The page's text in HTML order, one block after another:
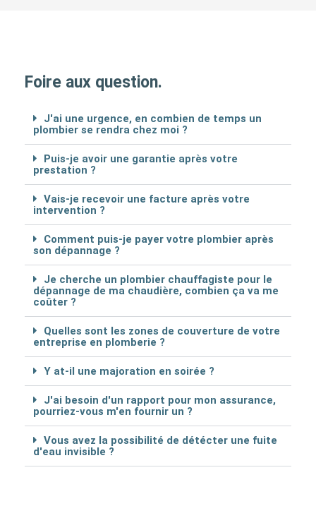
Foire aux question.
J'ai une urgence, en combien de temps un
plombier se rendra chez moi ?
Puis-je avoir une garantie après votre
prestation ?
Vais-je recevoir une facture après votre
intervention ?
Comment puis-je payer votre plombier après
son dépannage ?
Je cherche un plombier chauffagiste pour le
dépannage de ma chaudière, combien ça va me
coûter ?
Quelles sont les zones de couverture de votre
entreprise en plomberie ?
Y at-il une majoration en soirée ?
J'ai besoin d'un rapport pour mon assurance,
pourriez-vous m'en fournir un ?
Vous avez la possibilité de détécter une fuite
d'eau invisible ?